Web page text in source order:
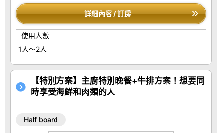
詳細內容 / 訂房
使用人數
1人～2人
【特別方案】主廚特別晚餐+牛排方案！想要同
時享受海鮮和肉類的人
Half board